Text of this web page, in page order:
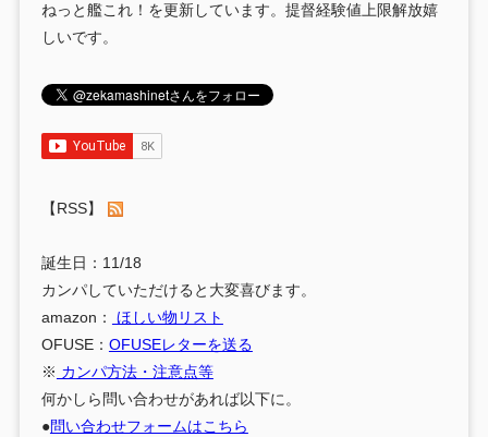
ねっと艦これ！を更新しています。提督経験値上限解放嬉
しいです。
【RSS】
誕生日：11/18
カンパしていただけると大変喜びます。
amazon：
ほしい物リスト
OFUSE： OFUSEレターを送る
※ カンパ方法・注意点等
何かしら問い合わせがあれば以下に。
●問い合わせフォームはこちら